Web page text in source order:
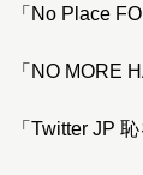
「No Place
「NO MORE
「Twitter JP 恥